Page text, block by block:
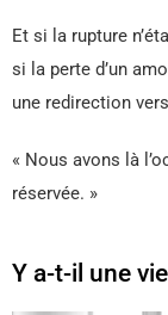
Et si la rupture
si la perte d’un
une redirection
« Nous avons là
réservée. »
Y a-t-il une